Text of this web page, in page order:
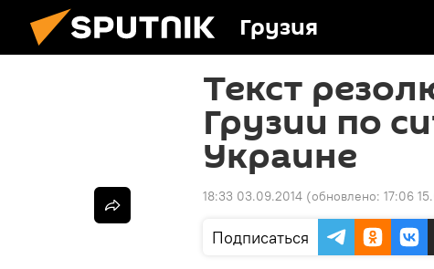
Грузия
Текст
Грузии по
Украине
18:33 03.09.2014 (обновлено: 17:06
Подписаться